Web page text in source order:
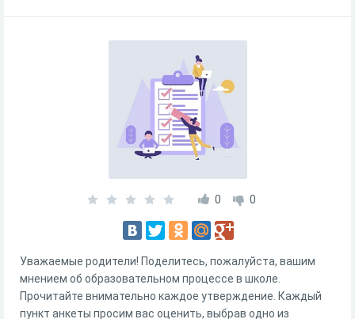
0 0
Уважаемые родители! Поделитесь, пожалуйста, вашим
мнением об образовательном процессе в школе.
Прочитайте внимательно каждое утверждение. Каждый
пункт анкеты просим вас оценить, выбрав одно из